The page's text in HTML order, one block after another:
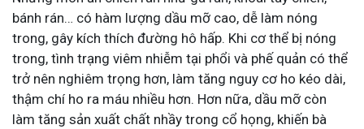
bánh rán… có hàm lượng dầu mỡ cao, dễ làm nóng
trong, gây kích thích đường hô hấp. Khi cơ thể bị nóng
trong, tình trạng viêm nhiễm tại phổi và phế quản có thể
trở nên nghiêm trọng hơn, làm tăng nguy cơ ho kéo dài,
thậm chí ho ra máu nhiều hơn. Hơn nữa, dầu mỡ còn
làm tăng sản xuất chất nhầy trong cổ họng, khiến bà